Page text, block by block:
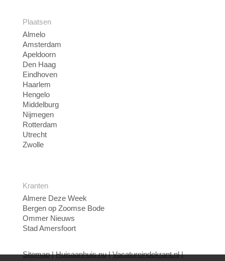
Plaatsen
Almelo
Amsterdam
Apeldoorn
Den Haag
Eindhoven
Haarlem
Hengelo
Middelburg
Nijmegen
Rotterdam
Utrecht
Zwolle
Kranten
Almere Deze Week
Bergen op Zoomse Bode
Ommer Nieuws
Stad Amersfoort
Sitemap|Huisaanhuis.nu|Vacatureindekrant.nl|